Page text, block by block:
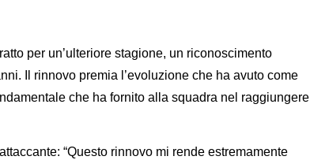
per un’ulteriore stagione, un riconoscimento
Il rinnovo premia l’evoluzione che ha avuto come
che ha fornito alla squadra nel raggiungere
“Questo rinnovo mi rende estremamente